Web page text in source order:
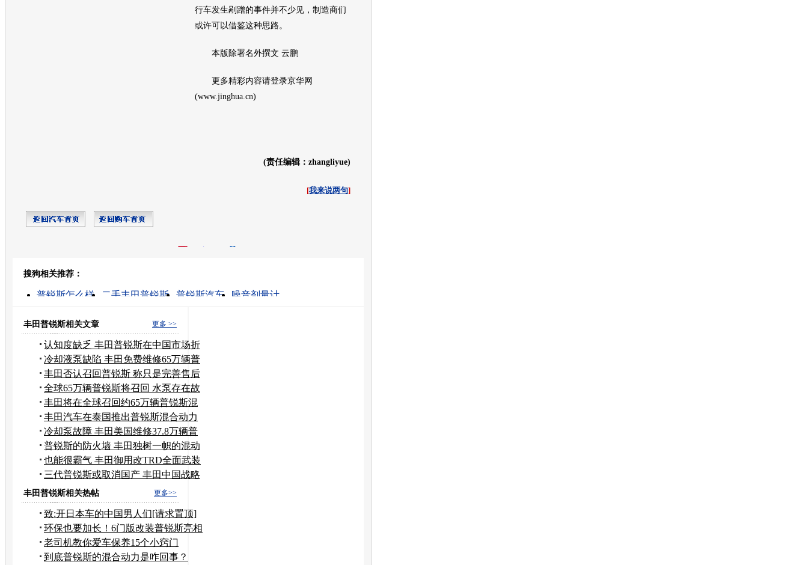
行车发生剐蹭的事件并不少见，制造商们
或许可以借鉴这种思路。
本版除署名外撰文 云鹏
更多精彩内容请登录京华网
(www.jinghua.cn)
(责任编辑：zhangliyue)
[我来说两句]
转发至： 白社会
搜狗相关推荐：
普锐斯怎么样 二手丰田普锐斯 普锐斯汽车
噪音剂量计
新普锐斯
普锐斯论坛 更多 >>
丰田普锐斯相关文章
认知度缺乏 丰田普锐斯在中国市场折
戟
冷却液泵缺陷 丰田免费维修65万辆普
锐斯
丰田否认召回普锐斯 称只是完善售后
服务
全球65万辆普锐斯将召回 水泵存在故
障
丰田将在全球召回约65万辆普锐斯混
动
丰田汽车在泰国推出普锐斯混合动力
车
冷却泵故障 丰田美国维修37.8万辆普
锐斯
普锐斯的防火墙 丰田独树一帜的混动
技术
也能很霸气 丰田御用改TRD全面武装
普锐斯
三代普锐斯或取消国产 丰田中国战略
变脸
更多>>
丰田普锐斯相关热帖
致:开日本车的中国男人们[请求置顶]
环保也要加长！6门版改装普锐斯亮相
老司机教你爱车保养15个小窍门
到底普锐斯的混合动力是咋回事？